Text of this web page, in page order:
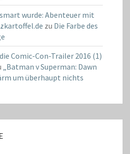
wurde: Abenteuer mit
zu Die Farbe des
Comic-Con-Trailer 2016 (1)
„Batman v Superman: Dawn
um überhaupt nichts